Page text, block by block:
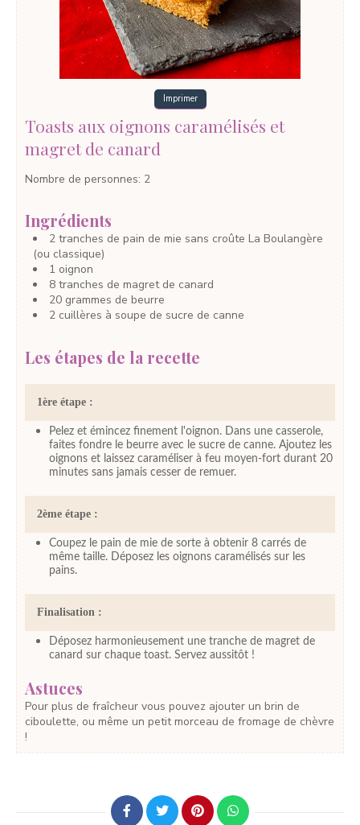
Imprimer
Toasts aux oignons caramélisés et
magret de canard
Nombre de personnes: 2
Ingrédients
2 tranches de pain de mie sans croûte La Boulangère
(ou classique)
1 oignon
8 tranches de magret de canard
20 grammes de beurre
2 cuillères à soupe de sucre de canne
Les étapes de la recette
1ère étape :
Pelez et émincez finement l'oignon. Dans une casserole,
faites fondre le beurre avec le sucre de canne. Ajoutez les
oignons et laissez caraméliser à feu moyen-fort durant 20
minutes sans jamais cesser de remuer.
2ème étape :
Coupez le pain de mie de sorte à obtenir 8 carrés de
même taille. Déposez les oignons caramélisés sur les
pains.
Finalisation :
Déposez harmonieusement une tranche de magret de
canard sur chaque toast. Servez aussitôt !
Astuces
Pour plus de fraîcheur vous pouvez ajouter un brin de
ciboulette, ou même un petit morceau de fromage de chèvre
!